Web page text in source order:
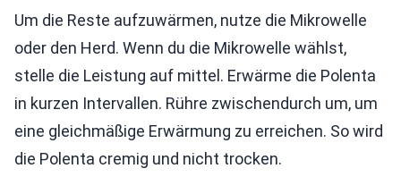
Um die Reste aufzuwärmen, nutze die Mikrowelle
oder den Herd. Wenn du die Mikrowelle wählst,
stelle die Leistung auf mittel. Erwärme die Polenta
in kurzen Intervallen. Rühre zwischendurch um, um
eine gleichmäßige Erwärmung zu erreichen. So wird
die Polenta cremig und nicht trocken.